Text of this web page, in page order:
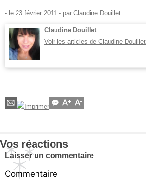
- le 23 février 2011 - par Claudine Douillet
Claudine Douillet
Voir les articles de Claudine Douillet
Vos réactions
Laisser un commentaire
Commentaire